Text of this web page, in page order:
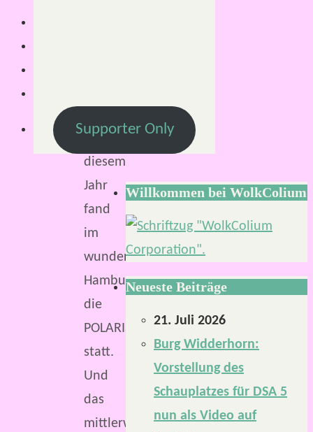
in
diesem
Jahr
fand
im
wunderschönen
Hamburg
die
POLARIS
statt.
Und
das
mittlerweile
Supporter Only
Willkommen bei WolkColium
Neueste Beiträge
21. Juli 2026
Burg Widderhorn:
Vorstellung des
Schauplatzes für DSA 5
nun als Video auf